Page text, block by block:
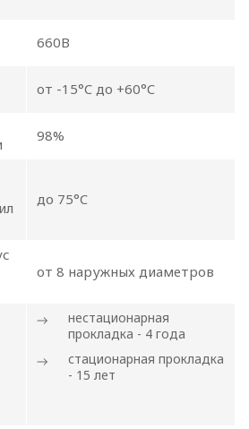
660В
от -15°C до +60°C
98%
до 75°C
от 8 наружных диаметров
нестационарная
прокладка - 4 года
стационарная прокладка
- 15 лет
ООО
_________​
политика в
обработки